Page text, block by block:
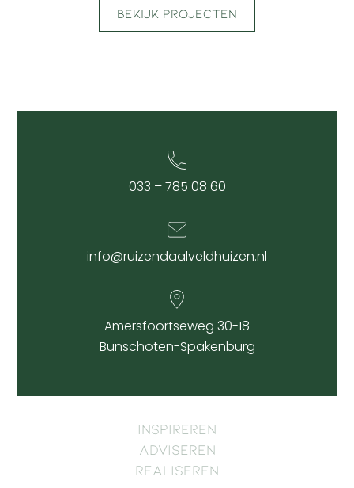
Bekijk projecten
033 – 785 08 60
info@ruizendaalveldhuizen.nl
Amersfoortseweg 30-18
Bunschoten-Spakenburg
Inspireren
Adviseren
Realiseren